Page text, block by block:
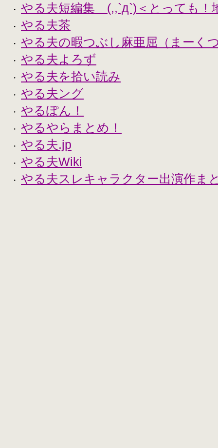
・ やる夫短編集 (,,`д`)＜とっても！
・ やる夫茶
・ やる夫の暇つぶし麻亜屈（まーく
・ やる夫よろず
・ やる夫を拾い読み
・ やる夫ング
・ やるぽん！
・ やるやらまとめ！
・ やる夫.jp
・ やる夫Wiki
・ やる夫スレキャラクター出演作ま